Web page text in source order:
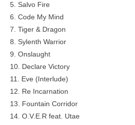
5. Salvo Fire
6. Code My Mind
7. Tiger & Dragon
8. Sylenth Warrior
9. Onslaught
10. Declare Victory
11. Eve (Interlude)
12. Re Incarnation
13. Fountain Corridor
14. O.V.E.R feat. Utae